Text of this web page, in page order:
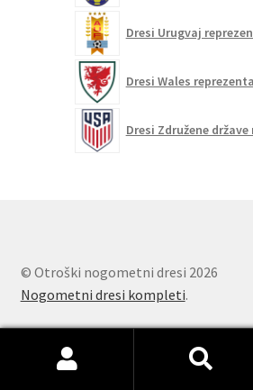
Dresi Urugvaj
Dresi Wales
Dresi Združene
© Otroški nogometni dresi 2026
Nogometni dresi kompleti.